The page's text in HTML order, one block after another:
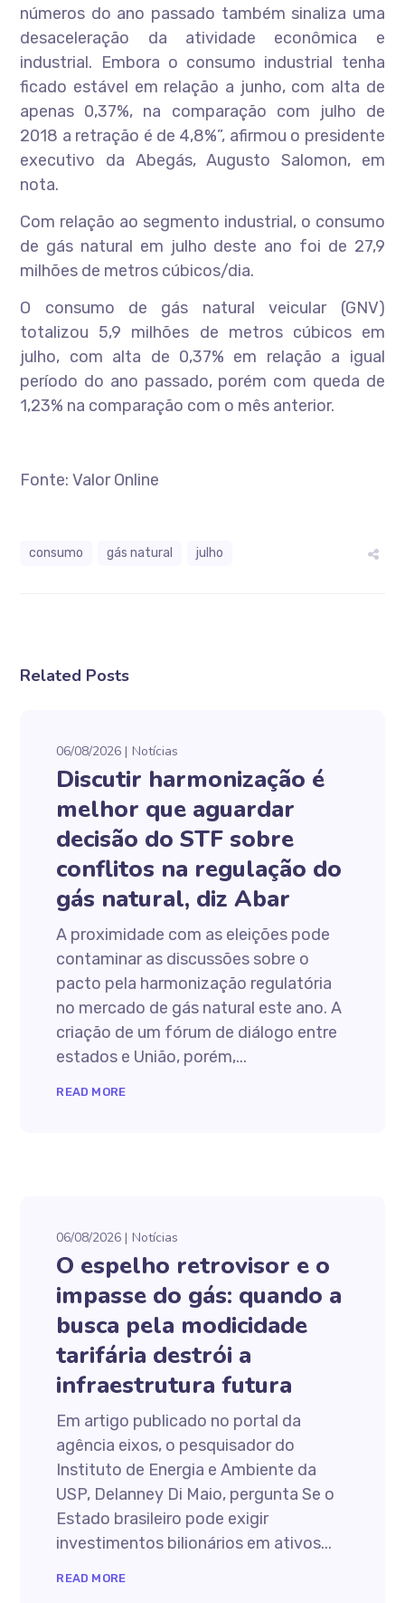
números do ano passado também sinaliza uma
desaceleração da atividade econômica e
industrial. Embora o consumo industrial tenha
ficado estável em relação a junho, com alta de
apenas 0,37%, na comparação com julho de
2018 a retração é de 4,8%”, afirmou o presidente
executivo da Abegás, Augusto Salomon, em
nota.
Com relação ao segmento industrial, o consumo
de gás natural em julho deste ano foi de 27,9
milhões de metros cúbicos/dia.
O consumo de gás natural veicular (GNV)
totalizou 5,9 milhões de metros cúbicos em
julho, com alta de 0,37% em relação a igual
período do ano passado, porém com queda de
1,23% na comparação com o mês anterior.
Fonte: Valor Online
consumo gás natural julho
Related Posts
06/08/2026 Notícias
Discutir harmonização é
melhor que aguardar
decisão do STF sobre
conflitos na regulação do
gás natural, diz Abar
A proximidade com as eleições pode
contaminar as discussões sobre o
pacto pela harmonização regulatória
no mercado de gás natural este ano. A
criação de um fórum de diálogo entre
estados e União, porém,...
READ MORE
06/08/2026 Notícias
O espelho retrovisor e o
impasse do gás: quando a
busca pela modicidade
tarifária destrói a
infraestrutura futura
Em artigo publicado no portal da
agência eixos, o pesquisador do
Instituto de Energia e Ambiente da
USP, Delanney Di Maio, pergunta Se o
Estado brasileiro pode exigir
investimentos bilionários em ativos...
READ MORE